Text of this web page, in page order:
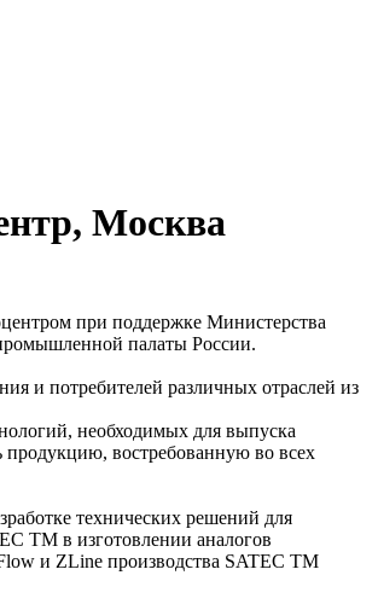
Москва
при поддержке Министерства
палаты России.
и потребителей различных отраслей из
необходимых для выпуска
продукцию, востребованную во всех
технических решений для
TM в изготовлении аналогов
и ZLine производства SATEC TM